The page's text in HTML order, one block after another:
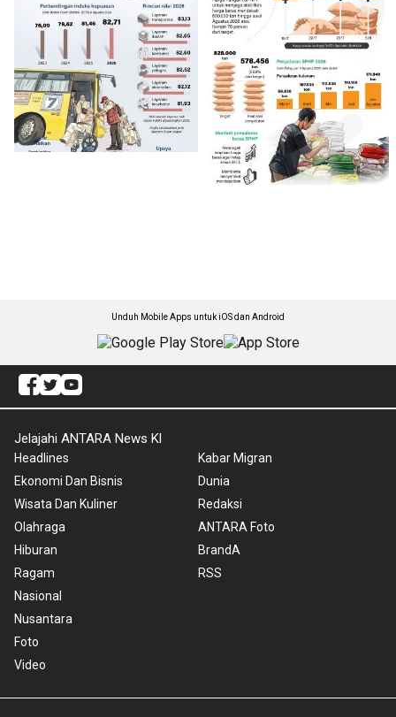
Unduh Mobile Apps untuk iOS dan Android
Jelajahi ANTARA News Kl
Headlines
Ekonomi Dan Bisnis
Wisata Dan Kuliner
Olahraga
Hiburan
Ragam
Nasional
Nusantara
Foto
Video
Kabar Migran
Dunia
Redaksi
ANTARA Foto
BrandA
RSS